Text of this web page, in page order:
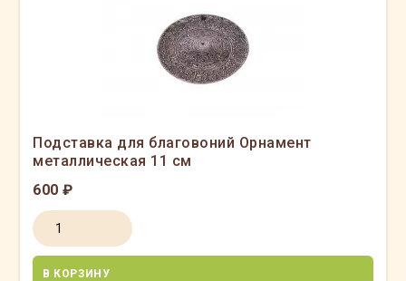
Подставка для благовоний Орнамент
металлическая 11 см
600 ₽
В КОРЗИНУ